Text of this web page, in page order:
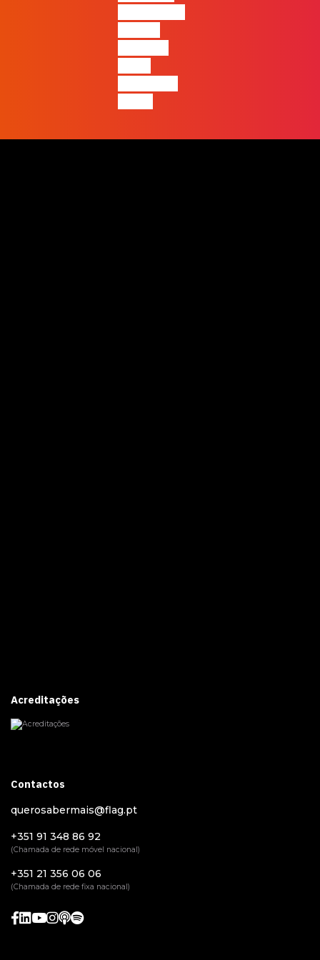
Acreditações
Contactos
querosabermais@flag.pt
+351 91 348 86 92
(Chamada de rede móvel nacional)
+351 21 356 06 06
(Chamada de rede fixa nacional)